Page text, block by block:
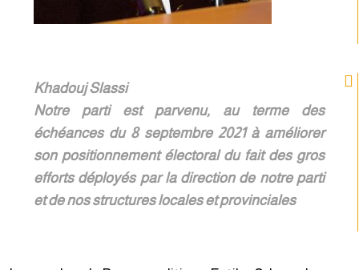
Khadouj Slassi
Notre parti est parvenu, au terme des
échéances du 8 septembre 2021 à améliorer
son positionnement électoral du fait des gros
efforts déployés par la direction de notre parti
et de nos structures locales et provinciales